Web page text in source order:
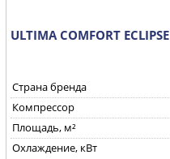
ULTIMA COMFORT
Страна бренда
Компрессор
Площадь, м²
Охлаждение, кВт